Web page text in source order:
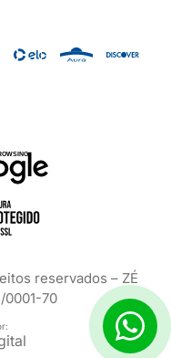
reservados – ZÉ
0001-70